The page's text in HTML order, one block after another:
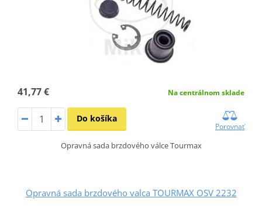
41,77 € Na centrálnom sklade
Do košíka
Porovnať
Opravná sada brzdového válce Tourmax
Opravná sada brzdového valca TOURMAX OSV 2232